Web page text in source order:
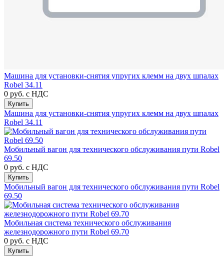
Машина для установки-снятия упругих клемм на двух шпалах
Robel 34.11
0 руб. с НДС
Купить
Машина для установки-снятия упругих клемм на двух шпалах
Robel 34.11
Мобильный вагон для технического обслуживания пути Robel
69.50
0 руб. с НДС
Купить
Мобильный вагон для технического обслуживания пути Robel
69.50
Мобильная система технического обслуживания
железнодорожного пути Robel 69.70
0 руб. с НДС
Купить